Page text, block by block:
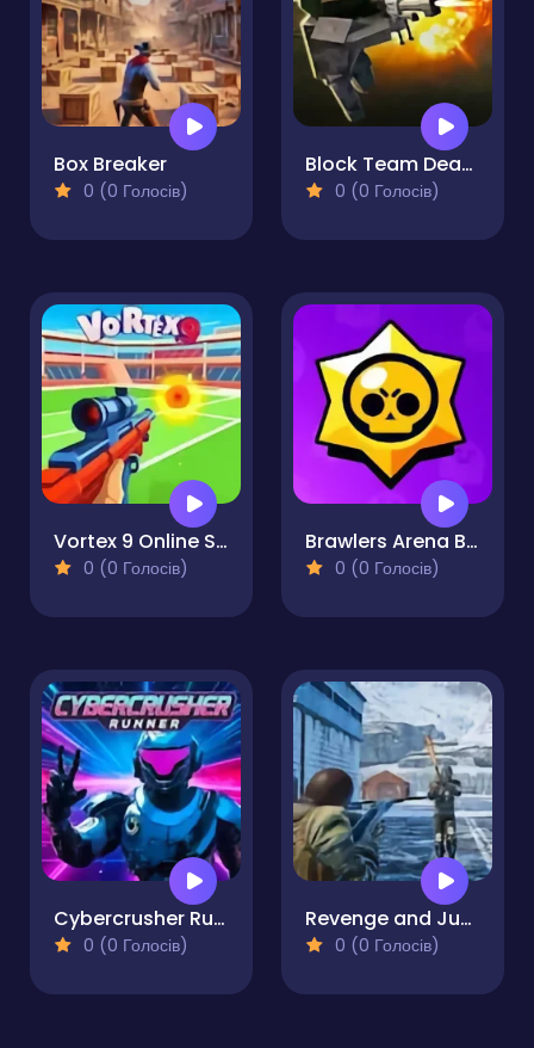
Box Breaker
0 (0 Голосів)
Block Team Deathmatch
0 (0 Голосів)
Vortex 9 Online Shooter
0 (0 Голосів)
Brawlers Arena Battle Stars
0 (0 Голосів)
Cybercrusher Runner
0 (0 Голосів)
Revenge and Justice Third Person
0 (0 Голосів)